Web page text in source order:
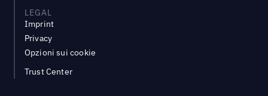
LEGAL
Imprint
Privacy
Opzioni sui cookie
Trust Center